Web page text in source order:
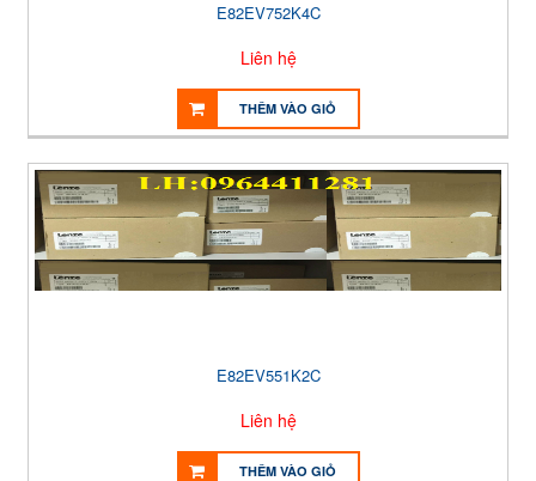
E82EV752K4C
Liên hệ
THÊM VÀO GIỎ
E82EV551K2C
Liên hệ
THÊM VÀO GIỎ